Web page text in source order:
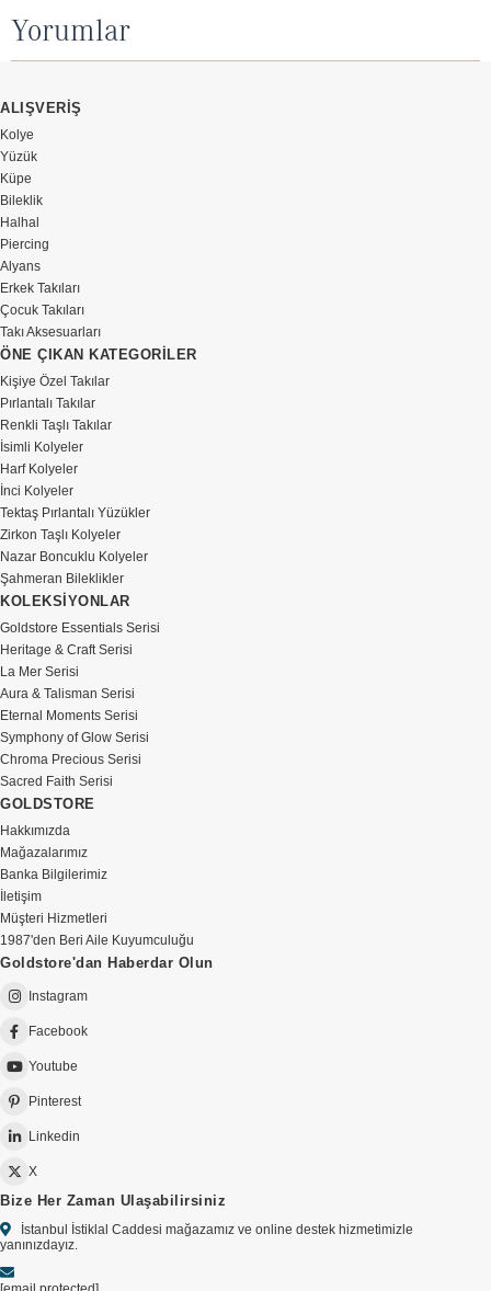
Yorumlar
ALIŞVERİŞ
Kolye
Yüzük
Küpe
Bileklik
Halhal
Piercing
Alyans
Erkek Takıları
Çocuk Takıları
Takı Aksesuarları
ÖNE ÇIKAN KATEGORİLER
Kişiye Özel Takılar
Pırlantalı Takılar
Renkli Taşlı Takılar
İsimli Kolyeler
Harf Kolyeler
İnci Kolyeler
Tektaş Pırlantalı Yüzükler
Zirkon Taşlı Kolyeler
Nazar Boncuklu Kolyeler
Şahmeran Bileklikler
KOLEKSİYONLAR
Goldstore Essentials Serisi
Heritage & Craft Serisi
La Mer Serisi
Aura & Talisman Serisi
Eternal Moments Serisi
Symphony of Glow Serisi
Chroma Precious Serisi
Sacred Faith Serisi
GOLDSTORE
Hakkımızda
Mağazalarımız
Banka Bilgilerimiz
İletişim
Müşteri Hizmetleri
1987'den Beri Aile Kuyumculuğu
Goldstore'dan Haberdar Olun
Instagram
Facebook
Youtube
Pinterest
Linkedin
X
Bize Her Zaman Ulaşabilirsiniz
İstanbul İstiklal Caddesi mağazamız ve online destek hizmetimizle
yanınızdayız.